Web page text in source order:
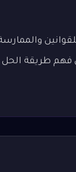
على فهم طريقة